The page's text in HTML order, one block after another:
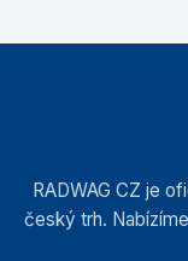
RADWAG CZ je
český trh.